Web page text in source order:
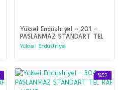
Yüksel Endüstriyel - 201 -
PASLANMAZ STANDART TEL
RAF - LIGHT
Yüksel Endüstriyel
%52